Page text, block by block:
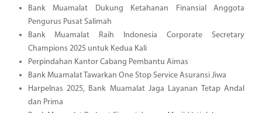
Bank Muamalat Dukung Ketahanan Finansial Anggota
Pengurus Pusat Salimah
Bank Muamalat Raih Indonesia Corporate Secretary
Champions 2025 untuk Kedua Kali
Perpindahan Kantor Cabang Pembantu Aimas
Bank Muamalat Tawarkan One Stop Service Asuransi Jiwa
Harpelnas 2025, Bank Muamalat Jaga Layanan Tetap Andal
dan Prima